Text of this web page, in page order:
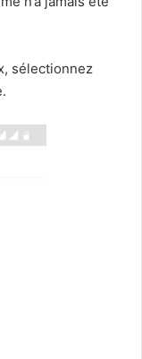
sélectionnez